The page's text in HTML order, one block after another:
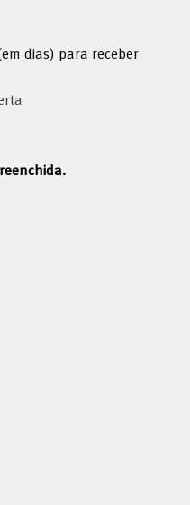
dias) para receber